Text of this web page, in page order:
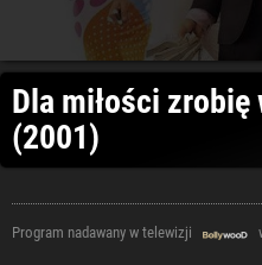
Dla miłości
(2001)
Program nadawany w telewizji